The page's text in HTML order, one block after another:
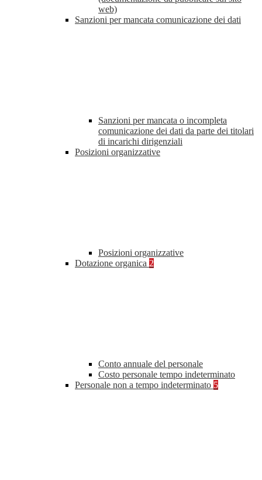
web)
Sanzioni per mancata comunicazione dei dati
Sanzioni per mancata o incompleta
comunicazione dei dati da parte dei titolari
di incarichi dirigenziali
Posizioni organizzative
Posizioni organizzative
Dotazione organica 2
Conto annuale del personale
Costo personale tempo indeterminato
Personale non a tempo indeterminato 5